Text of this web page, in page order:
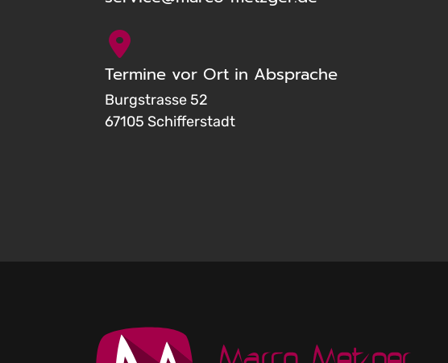
Termine vor Ort in Absprache
Burgstrasse 52
67105 Schifferstadt